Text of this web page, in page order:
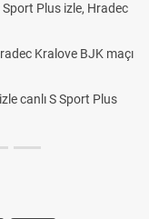
Yapılır?
Nasıl Yapılır?
Hareketi Nasıl Yapılır?